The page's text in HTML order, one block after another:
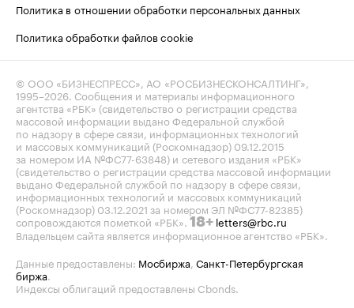
Политика в отношении обработки персональных данных
Политика обработки файлов cookie
© ООО «БИЗНЕСПРЕСС», АО «РОСБИЗНЕСКОНСАЛТИНГ»,
1995–2026. Сообщения и материалы информационного
агентства «РБК» (свидетельство о регистрации средства
массовой информации выдано Федеральной службой
по надзору в сфере связи, информационных технологий
и массовых коммуникаций (Роскомнадзор) 09.12.2015
за номером ИА №ФС77-63848) и сетевого издания «РБК»
(свидетельство о регистрации средства массовой информации
выдано Федеральной службой по надзору в сфере связи,
информационных технологий и массовых коммуникаций
(Роскомнадзор) 03.12.2021 за номером ЭЛ №ФС77-82385)
сопровождаются пометкой «РБК». 18+ letters@rbc.ru
Владельцем сайта является информационное агентство «РБК».
Данные предоставлены: Мосбиржа, Санкт-Петербургская
биржа.
Индексы облигаций предоставлены Cbonds.